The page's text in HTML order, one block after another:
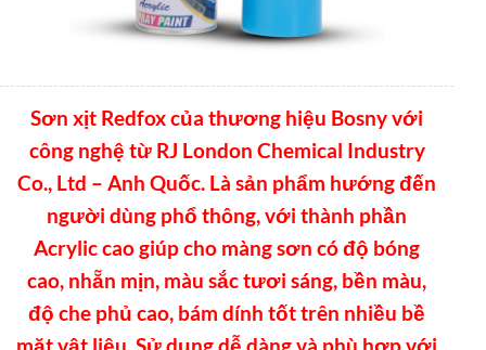
Sơn xịt Redfox của thương hiệu Bosny với
công nghệ từ RJ London Chemical Industry
Co., Ltd – Anh Quốc. Là sản phẩm hướng đến
người dùng phổ thông, với thành phần
Acrylic cao giúp cho màng sơn có độ bóng
cao, nhẵn mịn, màu sắc tươi sáng, bền màu,
độ che phủ cao, bám dính tốt trên nhiều bề